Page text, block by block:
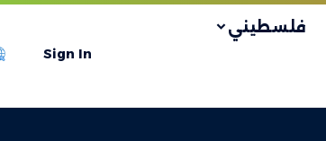
فلسطيني
Sign In